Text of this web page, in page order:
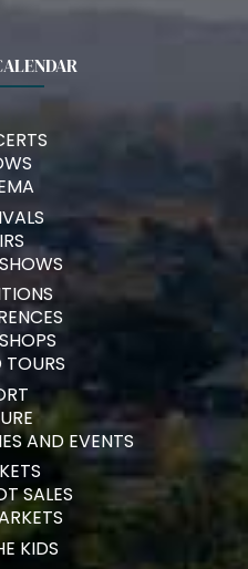
AND EVENTS
SALES
KIDS